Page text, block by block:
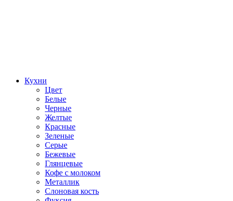
Кухни
Цвет
Белые
Черные
Желтые
Красные
Зеленые
Серые
Бежевые
Глянцевые
Кофе с молоком
Металлик
Слоновая кость